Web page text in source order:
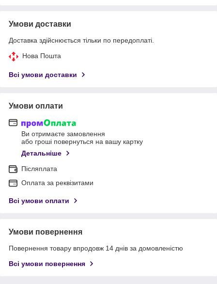
Умови доставки
Доставка здійснюється тільки по передоплаті.
Нова Пошта
Всі умови доставки
Умови оплати
Ви отримаєте замовлення
або гроші повернуться на вашу картку
Детальніше
Післяплата
Оплата за реквізитами
Всі умови оплати
Умови повернення
Повернення товару впродовж 14 днів за домовленістю
Всі умови повернення